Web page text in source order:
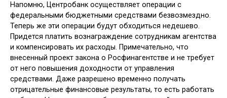
Напомню, Центробанк осуществля­ет операции с
федеральными бюджет­ными средствами безвозмездно.
Те­перь же эти операции будут обходить­ся недешево.
Придется платить воз­награждение сотрудникам агентства
и компенсировать их расходы. Примеча­тельно, что
внесенный проект закона о Росфинагентстве и не требует
от него повышения доходности от управления
средствами. Даже разрешено временно получать
отрицательные финансовые результаты, то есть работать